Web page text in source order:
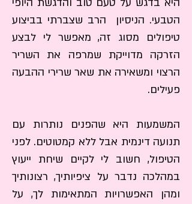
המשמעות היא שהפנים נותרות עם תנועה דינמית
אבל ללא קמטוטים. לפני הטיפול, חשוב לי לקיים
שיחת ייעוץ במהלכה נדבר על ציפיותיך, רצונותיך ומהן
טיפול המותאמת אישית ליצירת המראה הרצוי. חשוב
לציין שהבוטוקס בו אנו משתמשים במרפאה הוא
בוטוקס מקורי המאושר על ידי משרד הבריאות
הטבעי. הניסיון הרב שצברתי בביצוע
טיפולים מסוג זה, מאפשר לי לבצע
הזרקה מדוייקת שמרפה את השריר
הרצוי ומשאירה את שאר שרירי ההבעה
פעילים.
המשמעות היא שהפנים נותרות עם
תנועה דינמית אבל ללא קמטוטים. לפני
הטיפול, חשוב לי לקיים שיחת ייעוץ
במהלכה נדבר על ציפיותיך, רצונותיך
ומהן האפשרויות המתאימות לך, על